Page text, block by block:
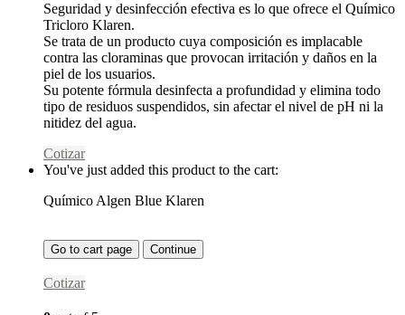
Seguridad y desinfección efectiva es lo que ofrece el Químico
Tricloro Klaren.
Se trata de un producto cuya composición es implacable
contra las cloraminas que provocan irritación y daños en la
piel de los usuarios.
Su potente fórmula desinfecta a profundidad y elimina todo
tipo de residuos suspendidos, sin afectar el nivel de pH ni la
nitidez del agua.
Cotizar
You've just added this product to the cart:
Químico Algen Blue Klaren
Go to cart page Continue
Cotizar